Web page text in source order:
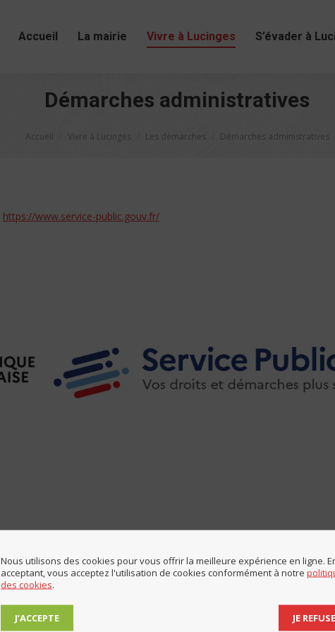
Accueil La mairie Vivre à Lucinges S’évader à
Démarches administratives
Accueil Vivre à Lucinges Les démarches Démarches administratives
https://www.service-public.gouv.fr/
Nous utilisons des cookies pour vous offrir la meilleure expérience en ligne.
acceptant, vous acceptez l'utilisation de cookies conformément à notre
des cookies.
J’ACCEPTE JE REFUSE